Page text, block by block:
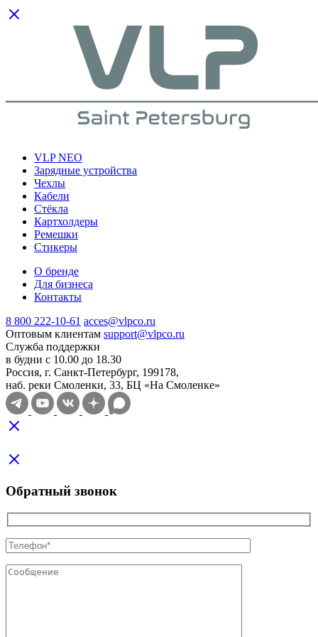
VLP NEO
Зарядные устройства
Чехлы
Кабели
Cтёкла
Картхолдеры
Ремешки
Стикеры
О бренде
Для бизнеса
Контакты
8 800 222-10-61 acces@vlpco.ru
Оптовым клиентам support@vlpco.ru
Служба поддержки
в будни с 10.00 до 18.30
Россия, г. Санкт-Петербург, 199178,
наб. реки Смоленки, 33, БЦ «На Смоленке»
Обратный звонок